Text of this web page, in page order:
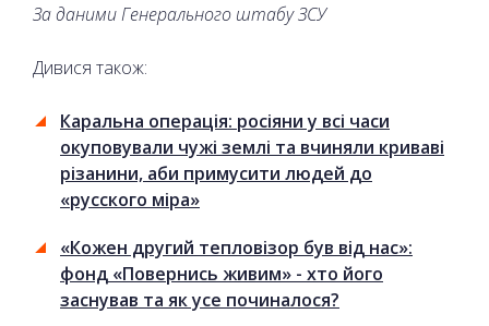
За данимиГенерального штабу ЗСУ
Дивися також:
Каральна операція: росіяни у всі часи
окуповували чужі землі та вчиняли криваві
різанини, аби примусити людей до
«русского міра»
«Кожен другий тепловізор був від нас»:
фонд «Повернись живим» - хто його
заснував та як усе починалося?